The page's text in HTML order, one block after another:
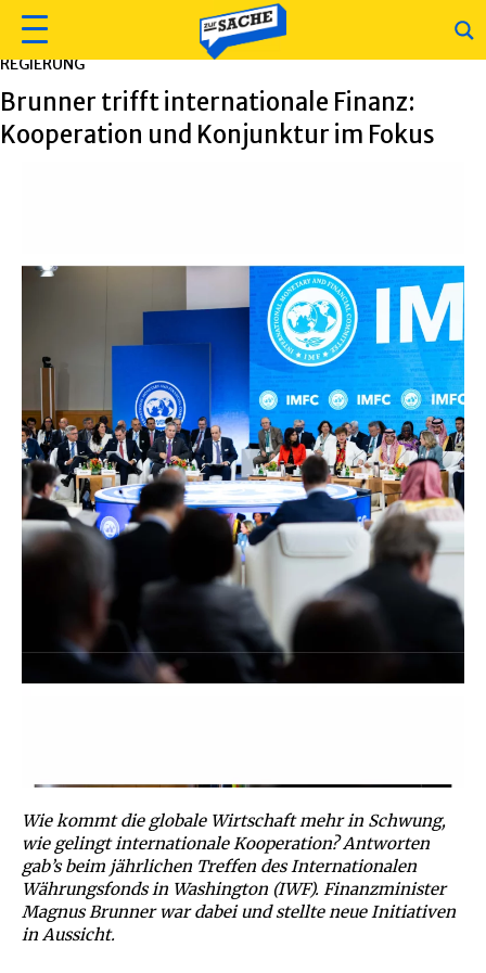
REGIERUNG
Brunner trifft internationale Finanz:
Kooperation und Konjunktur im Fokus
Wie kommt die globale Wirtschaft mehr in Schwung,
wie gelingt internationale Kooperation? Antworten
gab’s beim jährlichen Treffen des Internationalen
Währungsfonds in Washington (IWF). Finanzminister
Magnus Brunner war dabei und stellte neue Initiativen
in Aussicht.